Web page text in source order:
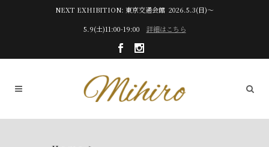
NEXT EXHIBITION: 東京交通会館 2026.5.3(日)～
5.9(土)11:00-19:00 詳細はこちら